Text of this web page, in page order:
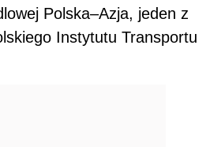
Polska–Azja, jeden z
Instytutu Transportu